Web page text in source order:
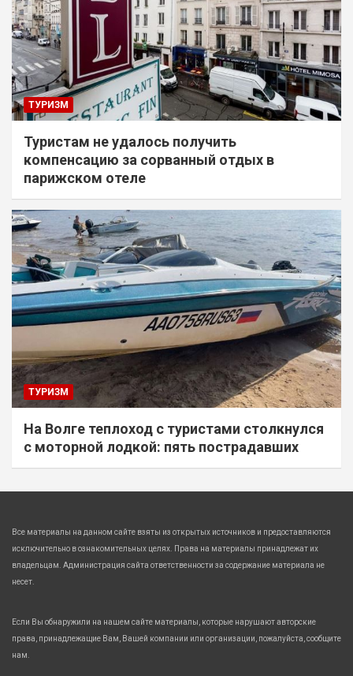
ТУРИЗМ
Туристам не удалось получить
компенсацию за сорванный отдых в
парижском отеле
ТУРИЗМ
На Волге теплоход с туристами столкнулся
с моторной лодкой: пять пострадавших
Все материалы на данном сайте взяты из открытых источников и предоставляются
исключительно в ознакомительных целях. Права на материалы принадлежат их
владельцам. Администрация сайта ответственности за содержание материала не
несет.
Если Вы обнаружили на нашем сайте материалы, которые нарушают авторские
права, принадлежащие Вам, Вашей компании или организации, пожалуйста, сообщите
нам.